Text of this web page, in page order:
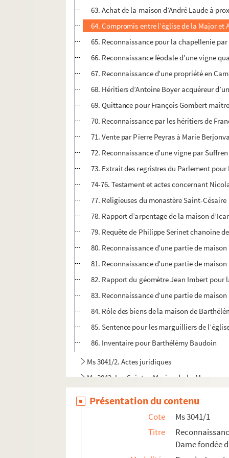
63. Achat de la maison d’André Laude à
64. Compromis entre l’église de la Major et
65. Reconnaissance pour la chapellenie
66. Reconnaissance féodale d’une vigne
67. Reconnaissance d’une propriété en
68. Héritiers d’Antoine Boyer acquéreur
69. Quittance pour François Gombert
70. Reconnaissance par les héritiers de
71. Vente par Pierre Peyras à Marie
72. Reconnaissance d’une vigne par
73. Extrait des regristres du Parlement
74-76. Testament et actes concernant
77. Religieuses du monastère Saint-Césaire
78. Rapport d’arpentage de la maison
79. Requête de Philippe Serinet chanoine
80. Reconnaissance d’une partie de
81. Reconnaissance d’une partie de
82. Rapport du géomètre Jean Imbert pour
83. Reconnaissance d’une partie de
84. Rôle des biens de la maison de
85. Sentence pour les marguilliers de
86. Inventaire pour Barthélémy Baudoin
Ms 3041/2. Actes juridiques
Ms 3042. Les Saintes-Maries-de-la-Mer
Ms 3055. Adjudication pour les hoirs de M.
Ms 3068. Cantico à Sant Blas, poème du
Présentation du contenu
Cote
Ms 3041/1
Titre
Dame fondée